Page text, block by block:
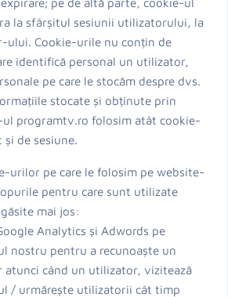
la sfârșitul sesiunii utilizatorului, la
ului. Cookie-urile nu conțin de
identifică personal un utilizator,
pe care le stocăm despre dvs.
stocate și obținute prin
programtv.ro folosim atât cookie-
de sesiune.
urilor pe care le folosim pe website-
pentru care sunt utilizate
mai jos:
Analytics și Adwords pe
nostru pentru a recunoaște un
atunci când un utilizator, vizitează
/ urmărește utilizatorii cât timp